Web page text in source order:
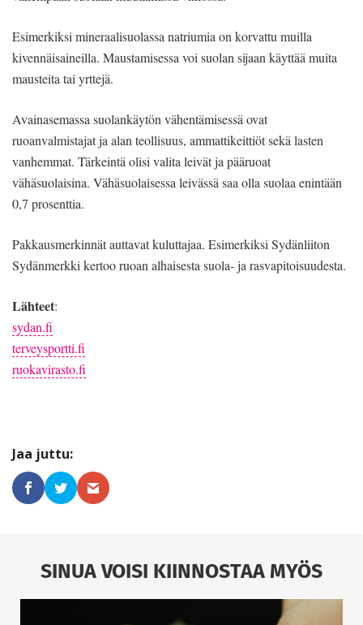
Esimerkiksi mineraalisuolassa natriumia on korvattu muilla
kivennäisaineilla. Maustamisessa voi suolan sijaan käyttää muita
mausteita tai yrttejä.
Avainasemassa suolankäytön vähentämisessä ovat
ruoanvalmistajat ja alan teollisuus, ammattikeittiöt sekä lasten
vanhemmat. Tärkeintä olisi valita leivät ja pääruoat
vähäsuolaisina. Vähäsuolaisessa leivässä saa olla suolaa enintään
0,7 prosenttia.
Pakkausmerkinnät auttavat kuluttajaa. Esimerkiksi Sydänliiton
Sydänmerkki kertoo ruoan alhaisesta suola- ja rasvapitoisuudesta.
Lähteet:
sydan.fi
terveysportti.fi
ruokavirasto.fi
SINUA VOISI KIINNOSTAA MYÖS